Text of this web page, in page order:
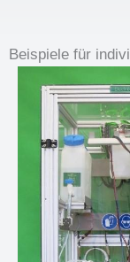
Beispiele für